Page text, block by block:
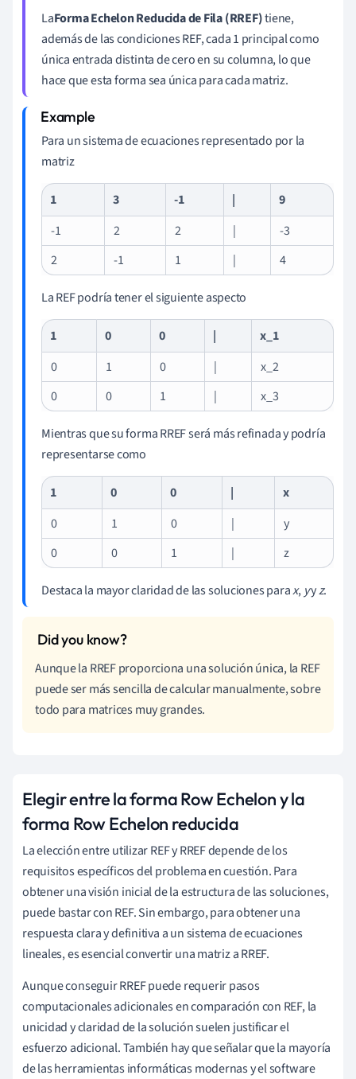
LaForma Echelon Reducida de Fila (RREF)tiene,
además de las condiciones REF, cada 1 principal como
única entrada distinta de cero en su columna, lo que
hace que esta forma sea única para cada matriz.
Para un sistema de ecuaciones representado por la
matriz
1 3 -1 |
9
-1
2 2 |
-3
2
-1 1 | 4
La REF podría tener el siguiente aspecto
1 0 0 |
x_1
0
1 0 |
x_2
0
0 1 | x_3
Mientras que su forma RREF será más refinada y podría
representarse como
1 0 0 |
x
0
1 0 |
y
0
0 1 | z
Destaca la mayor claridad de las soluciones parax, yyz.
Aunque la RREF proporciona una solución única, la REF
puede ser más sencilla de calcular manualmente, sobre
todo para matrices muy grandes.
Elegir entre la forma Row Echelon y la
forma Row Echelon reducida
La elección entre utilizar REF y RREF depende de los
requisitos específicos del problema en cuestión. Para
obtener una visión inicial de la estructura de las soluciones,
puede bastar con REF. Sin embargo, para obtener una
respuesta clara y definitiva a un sistema de ecuaciones
lineales, es esencial convertir una matriz a RREF.
Aunque conseguir RREF puede requerir pasos
computacionales adicionales en comparación con REF, la
unicidad y claridad de la solución suelen justificar el
esfuerzo adicional. También hay que señalar que la mayoría
de las herramientas informáticas modernas y el software